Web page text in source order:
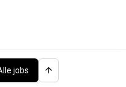
jobs